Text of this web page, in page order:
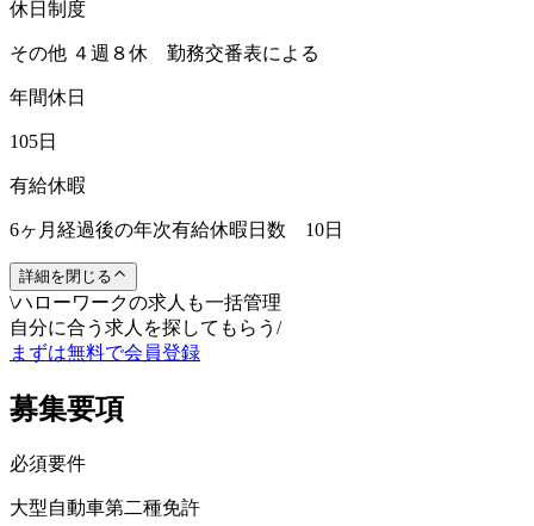
休日制度
その他 ４週８休 勤務交番表による
年間休日
105日
有給休暇
6ヶ月経過後の年次有給休暇日数 10日
詳細を閉じる
\ハローワークの求人も一括管理
自分に合う求人を探してもらう /
まずは無料で会員登録
募集要項
必須要件
大型自動車第二種免許